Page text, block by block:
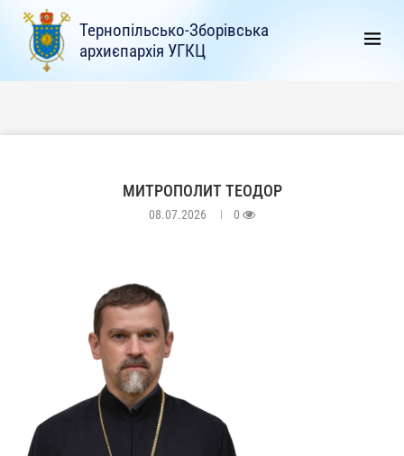
Тернопільсько-Зборівська
архиєпархія УГКЦ
МИТРОПОЛИТ ТЕОДОР
08.07.2026 0